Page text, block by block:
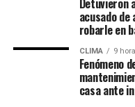
cuando un micro
pasajeros chocó
volcando en una ruta
autoridades locales
“catastrófica” y
además de la víctima
Detuvieron
acusado
robarle en
CLIMA 9
Fenómeno
casa ante